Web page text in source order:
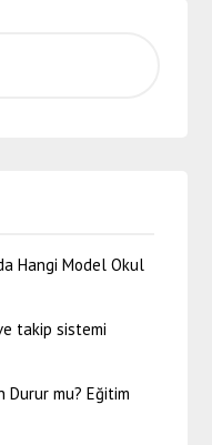
Hangi Model Okul
takip sistemi
Durur mu? Eğitim